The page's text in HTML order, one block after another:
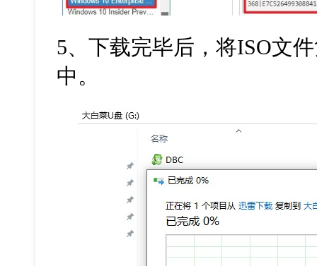
5、下载完毕后，将ISO文
中。